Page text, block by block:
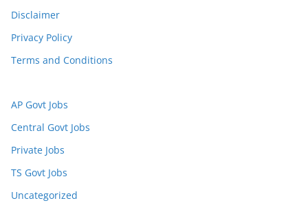
Disclaimer
Privacy Policy
Terms and Conditions
AP Govt Jobs
Central Govt Jobs
Private Jobs
TS Govt Jobs
Uncategorized